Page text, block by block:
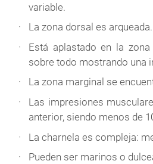
variable.
La zona dorsal es arqueada.
Está aplastado en la
sobre todo mostrando una
La zona marginal se
Las impresiones
anterior, siendo menos de
La charnela es compleja:
Pueden ser marinos o